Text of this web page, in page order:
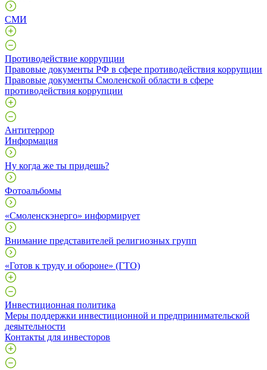
СМИ
Противодействие коррупции
Правовые документы РФ в сфере противодействия коррупции
Правовые документы Смоленской области в сфере
противодействия коррупции
Антитеррор
Информация
Ну когда же ты придешь?
Фотоальбомы
«Смоленскэнерго» информирует
Внимание представителей религиозных групп
«Готов к труду и обороне» (ГТО)
Инвестиционная политика
Меры поддержки инвестиционной и предпринимательской
деяытельности
Контакты для инвесторов